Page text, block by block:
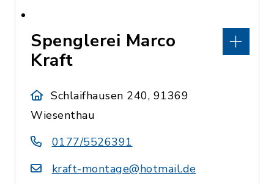
Spenglerei Marco
Kraft
Schlaifhausen 240, 91369
Wiesenthau
0177/5526391
kraft-montage@hotmail.de